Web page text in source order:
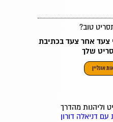
טוב?
צעד אחר צעד בכתיבת
שלך
אונליין
וליהנות מהדרך
דניאלה דורון